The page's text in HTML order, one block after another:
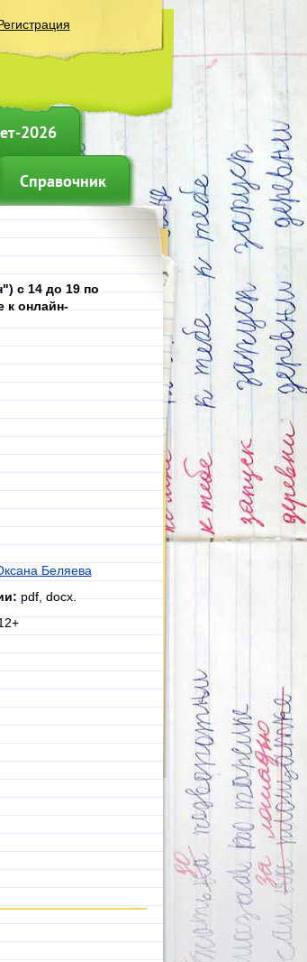
2026
Справочник
с 14 до 19 по
к онлайн-
Беляева
pdf, docx.